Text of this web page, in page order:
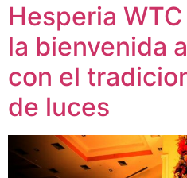
Hesperia
la bienvenida
con el
de luces